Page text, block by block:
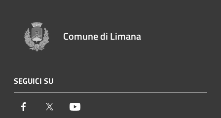
Comune di Limana
SEGUICI SU
Facebook Twitter